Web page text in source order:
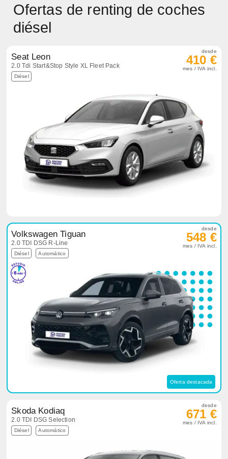
Ofertas de renting de coches
diésel
Seat Leon
2.0 Tdi Start&Stop Style XL Fleet Pack
Diésel
desde
410 €
mes / IVA incl.
Volkswagen Tiguan
2.0 TDI DSG R-Line
Diésel Automático
desde
548 €
mes / IVA incl.
Oferta destacada
Skoda Kodiaq
2.0 TDI DSG Selection
Diésel Automático
desde
671 €
mes / IVA incl.